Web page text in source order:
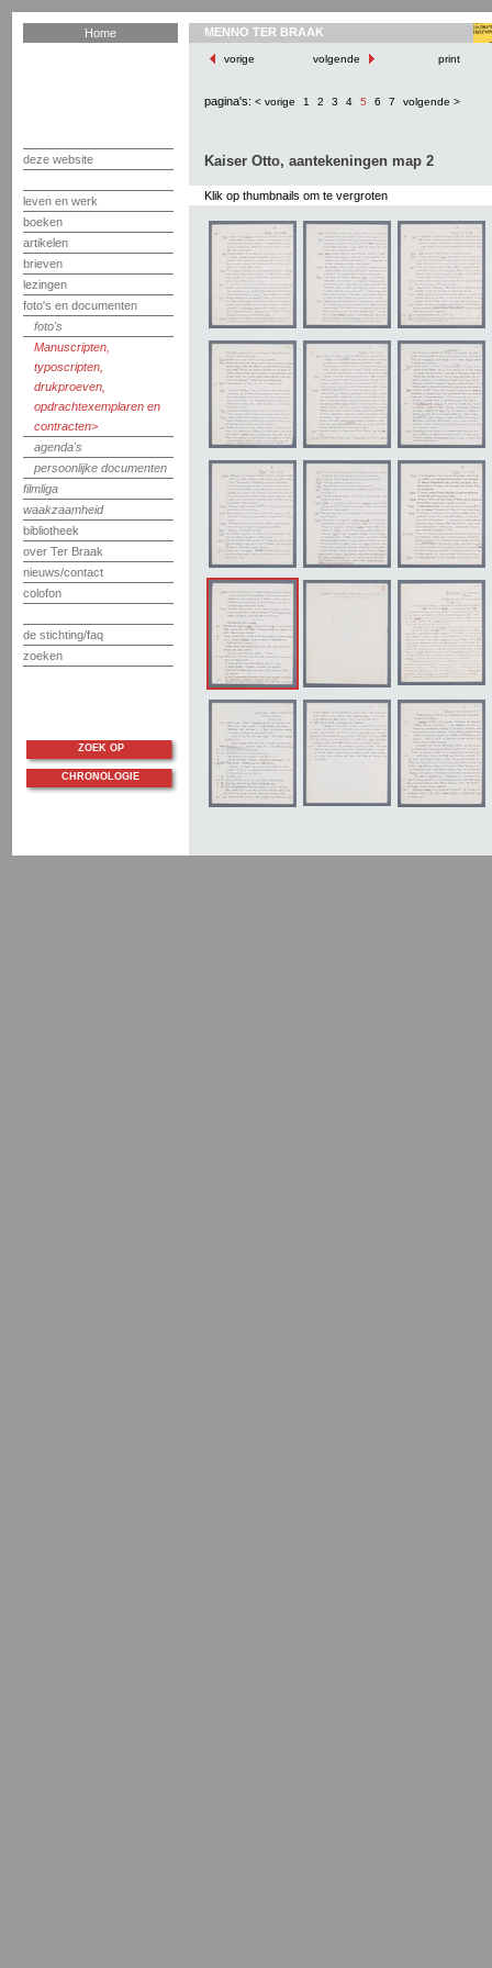
Home
deze website
leven en werk
boeken
artikelen
brieven
lezingen
foto's en documenten
foto's
Manuscripten,
typoscripten,
drukproeven,
opdrachtexemplaren en
contracten
agenda's
persoonlijke documenten
filmliga
waakzaamheid
bibliotheek
over Ter Braak
nieuws/contact
colofon
de stichting/faq
zoeken
MENNO TER BRAAK
vorige volgende print
pagina's: < vorige 1 2 3 4 5 6 7 volgende >
Kaiser Otto, aantekeningen map 2
Klik op thumbnails om te vergroten
ZOEK OP
CHRONOLOGIE